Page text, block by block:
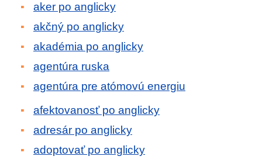
aker po anglicky
akčný po anglicky
akadémia po anglicky
agentúra ruska
agentúra pre atómovú energiu
afektovanosť po anglicky
adresár po anglicky
adoptovať po anglicky